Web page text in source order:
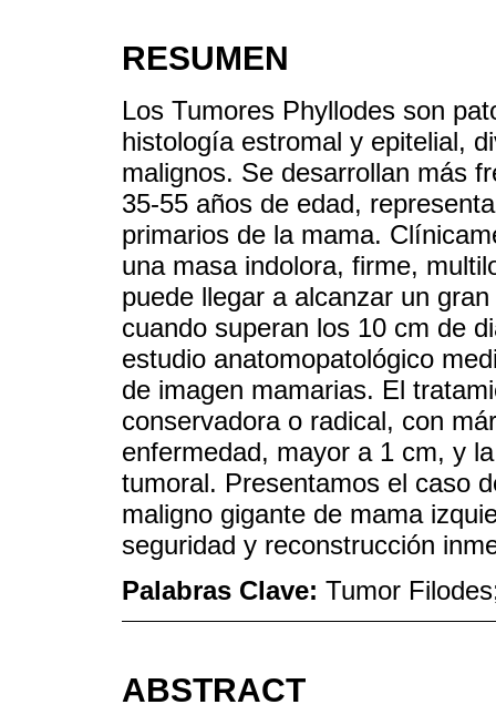
RESUMEN
Los Tumores Phyllodes son
histología estromal y epitelial,
malignos. Se desarrollan más
35-55 años de edad,
primarios de la mama.
una masa indolora, firme,
puede llegar a alcanzar un
cuando superan los 10 cm de
estudio anatomopatológico
de imagen mamarias. El
conservadora o radical, con
enfermedad, mayor a 1 cm, y
tumoral. Presentamos el caso
maligno gigante de mama
seguridad y reconstrucción
Palabras Clave: Tumor
ABSTRACT